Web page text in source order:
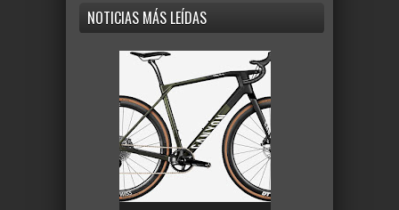
NOTICIAS MÁS LEÍDAS